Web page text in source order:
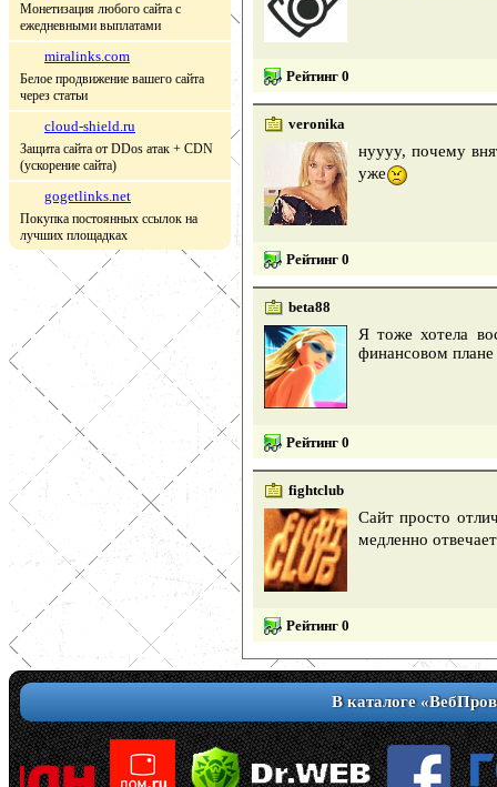
Монетизация любого сайта с
ежедневными выплатами
miralinks.com
Белое продвижение вашего сайта
через статьи
cloud-shield.ru
Защита сайта от DDos атак + CDN
(ускорение сайта)
gogetlinks.net
Покупка постоянных ссылок на
лучших площадках
Рейтинг 0
veronika
нуууу, почему
уже
Рейтинг 0
beta88
Я тоже хотела
финансовом
Рейтинг 0
fightclub
Сайт просто
медленно
Рейтинг 0
В каталоге